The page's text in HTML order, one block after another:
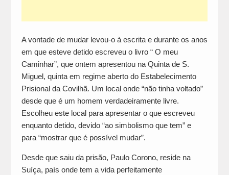
A vontade de mudar levou-o à escrita e durante os anos
em que esteve detido escreveu o livro “ O meu
Caminhar”, que ontem apresentou na Quinta de S.
Miguel, quinta em regime aberto do Estabelecimento
Prisional da Covilhã. Um local onde “não tinha voltado”
desde que é um homem verdadeiramente livre.
Escolheu este local para apresentar o que escreveu
enquanto detido, devido “ao simbolismo que tem” e
para “mostrar que é possível mudar”.
Desde que saiu da prisão, Paulo Corono, reside na
Suíça, país onde tem a vida perfeitamente